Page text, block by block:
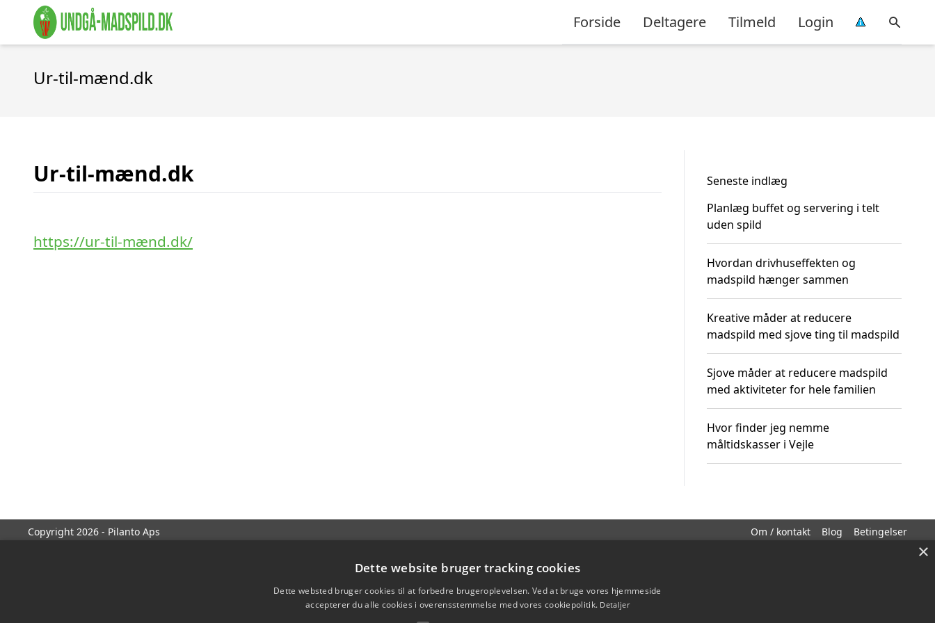
Forside Deltagere Tilmeld Login
Ur-til-mænd.dk
Ur-til-mænd.dk
https://ur-til-mænd.dk/
Seneste indlæg
Planlæg buffet og servering i telt
uden spild
Hvordan drivhuseffekten og
madspild hænger sammen
Kreative måder at reducere
madspild med sjove ting til madspild
Sjove måder at reducere madspild
med aktiviteter for hele familien
Hvor finder jeg nemme
måltidskasser i Vejle
Copyright 2026 - Pilanto Aps Om / kontakt Blog Betingelser
×
Dette website bruger tracking cookies
Dette websted bruger cookies til at forbedre brugeroplevelsen. Ved at bruge vores hjemmeside
accepterer du alle cookies i overensstemmelse med vores cookiepolitik. Detaljer